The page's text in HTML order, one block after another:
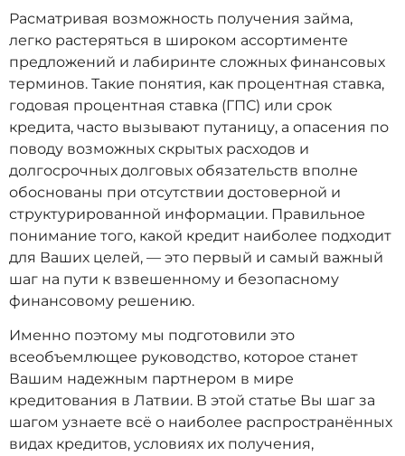
Расматривая возможность получения займа,
легко растеряться в широком ассортименте
предложений и лабиринте сложных финансовых
терминов. Такие понятия, как процентная ставка,
годовая процентная ставка (ГПС) или срок
кредита, часто вызывают путаницу, а опасения по
поводу возможных скрытых расходов и
долгосрочных долговых обязательств вполне
обоснованы при отсутствии достоверной и
структурированной информации. Правильное
понимание того, какой кредит наиболее подходит
для Ваших целей, — это первый и самый важный
шаг на пути к взвешенному и безопасному
финансовому решению.
Именно поэтому мы подготовили это
всеобъемлющее руководство, которое станет
Вашим надежным партнером в мире
кредитования в Латвии. В этой статье Вы шаг за
шагом узнаете всё о наиболее распространённых
видах кредитов, условиях их получения,